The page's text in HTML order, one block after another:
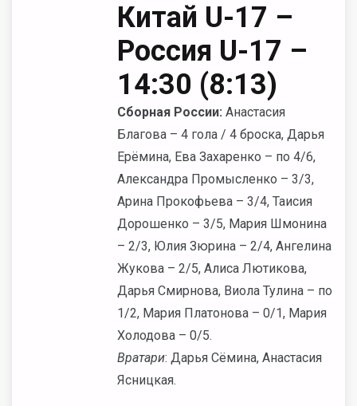
Китай U-17 –
Россия U-17 –
14:30 (8:13)
Сборная России: Анастасия
Благова – 4 гола / 4 броска, Дарья
Ерёмина, Ева Захаренко – по 4/6,
Александра Промысленко – 3/3,
Арина Прокофьева – 3/4, Таисия
Дорошенко – 3/5, Мария Шмонина
– 2/3, Юлия Зюрина – 2/4, Ангелина
Жукова – 2/5, Алиса Лютикова,
Дарья Смирнова, Виола Тулина – по
1/2, Мария Платонова – 0/1, Мария
Холодова – 0/5.
Вратари: Дарья Сёмина, Анастасия
Ясницкая.